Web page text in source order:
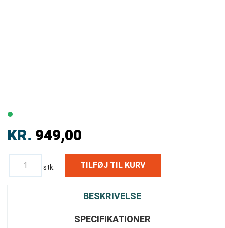
KR. 949,00
stk.
BESKRIVELSE
SPECIFIKATIONER